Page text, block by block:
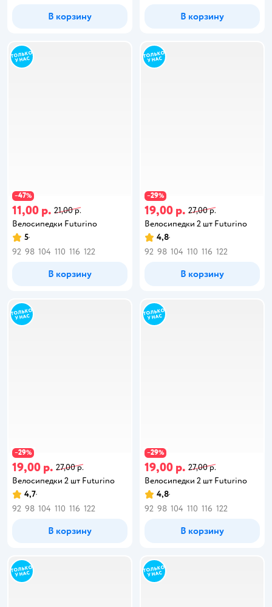
В корзину В корзину
−47%
11,00 р. 21,00 р.
Велосипедки Futurino
5
92 98 104 110 116 122
В корзину
−29%
19,00 р. 27,00 р.
Велосипедки 2 шт Futurino
4,8
92 98 104 110 116 122
В корзину
−29%
19,00 р. 27,00 р.
Велосипедки 2 шт Futurino
4,7
92 98 104 110 116 122
В корзину
−29%
19,00 р. 27,00 р.
Велосипедки 2 шт Futurino
4,8
92 98 104 110 116 122
В корзину